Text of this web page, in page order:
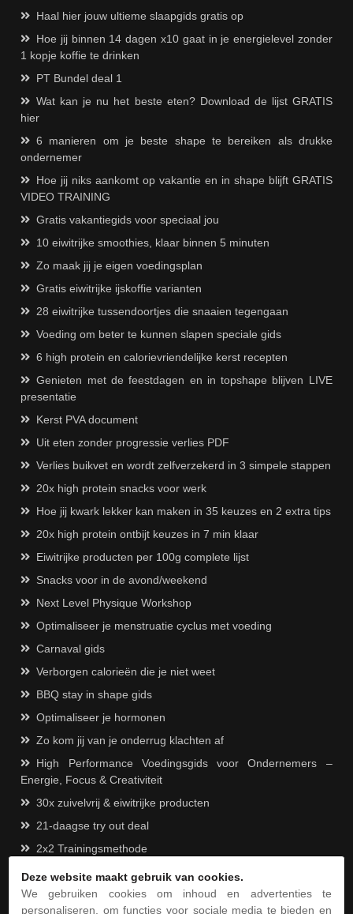
Haal hier jouw ultieme slaapgids gratis op
Hoe jij binnen 14 dagen x10 gaat in je energielevel zonder
1 kopje koffie te drinken
PT Bundel deal 1
Wat kan je nu het beste eten? Download de lijst GRATIS
hier
6 manieren om je beste shape te bereiken als drukke
ondernemer
Hoe jij niks aankomt op vakantie en in shape blijft GRATIS
VIDEO TRAINING
Gratis vakantiegids voor speciaal jou
10 eiwitrijke smoothies, klaar binnen 5 minuten
Zo maak jij je eigen voedingsplan
Gratis eiwitrijke ijskoffie varianten
28 eiwitrijke tussendoortjes die snaaien tegengaan
Voeding om beter te kunnen slapen speciale gids
6 high protein en calorievriendelijke kerst recepten
Genieten met de feestdagen en in topshape blijven LIVE
presentatie
Kerst PVA document
Uit eten zonder progressie verlies PDF
Verlies buikvet en wordt zelfverzekerd in 3 simpele stappen
20x high protein snacks voor werk
Hoe jij kwark lekker kan maken in 35 keuzes en 2 extra tips
20x high protein ontbijt keuzes in 7 min klaar
Eiwitrijke producten per 100g complete lijst
Snacks voor in de avond/weekend
Next Level Physique Workshop
Optimaliseer je menstruatie cyclus met voeding
Carnaval gids
Verborgen calorieën die je niet weet
BBQ stay in shape gids
Optimaliseer je hormonen
Zo kom jij van je onderrug klachten af
High Performance Voedingsgids voor Ondernemers –
Energie, Focus & Creativiteit
30x zuivelvrij & eiwitrijke producten
21-daagse try out deal
2x2 Trainingsmethode
Novaz - 21 dagen mail cursus. 21 dagen gratis tips, tricks
en handvaten
Deze website maakt gebruik van cookies.
We gebruiken cookies om inhoud en advertenties te
personaliseren, om functies voor sociale media te bieden en